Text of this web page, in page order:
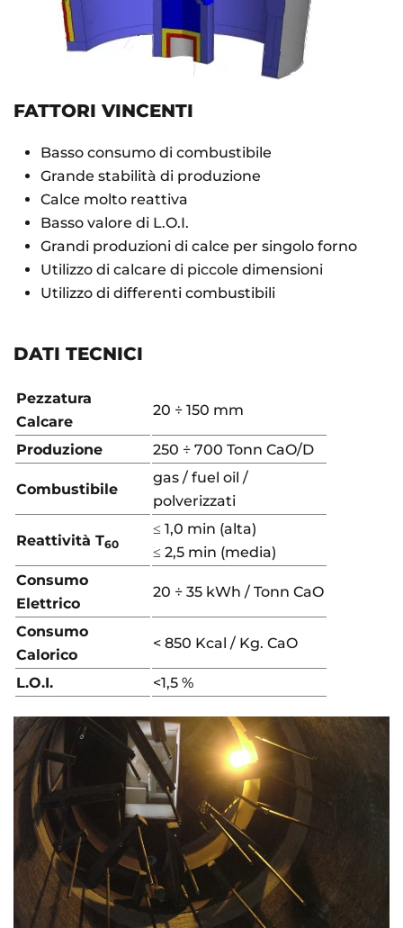
FATTORI VINCENTI
Basso consumo di combustibile
Grande stabilità di produzione
Calce molto reattiva
Basso valore di L.O.I.
Grandi produzioni di calce per singolo forno
Utilizzo di calcare di piccole dimensioni
Utilizzo di differenti combustibili
DATI TECNICI
Pezzatura
Calcare
20 ÷ 150 mm
Produzione 250 ÷ 700 Tonn CaO/D
Combustibile
gas / fuel oil /
polverizzati
Reattività T60
≤ 1,0 min (alta)
≤ 2,5 min (media)
Consumo
Elettrico
20 ÷ 35 kWh / Tonn CaO
Consumo
Calorico
< 850 Kcal / Kg. CaO
L.O.I. <1,5 %